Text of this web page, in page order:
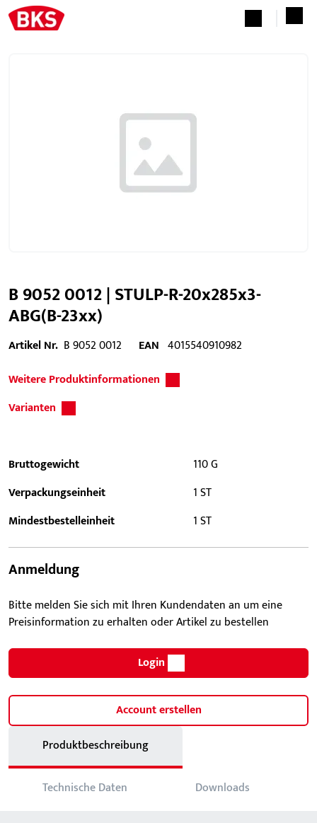
B 9052 0012 | STULP-R-20x285x3-
ABG(B-23xx)
Artikel Nr. B 9052 0012 EAN 4015540910982
Weitere Produktinformationen
Varianten
Bruttogewicht
110 G
Verpackungseinheit
1 ST
Mindestbestelleinheit
1 ST
Anmeldung
Bitte melden Sie sich mit Ihren Kundendaten an um eine
Preisinformation zu erhalten oder Artikel zu bestellen
Login
Account erstellen
Produktbeschreibung
Technische Daten Downloads